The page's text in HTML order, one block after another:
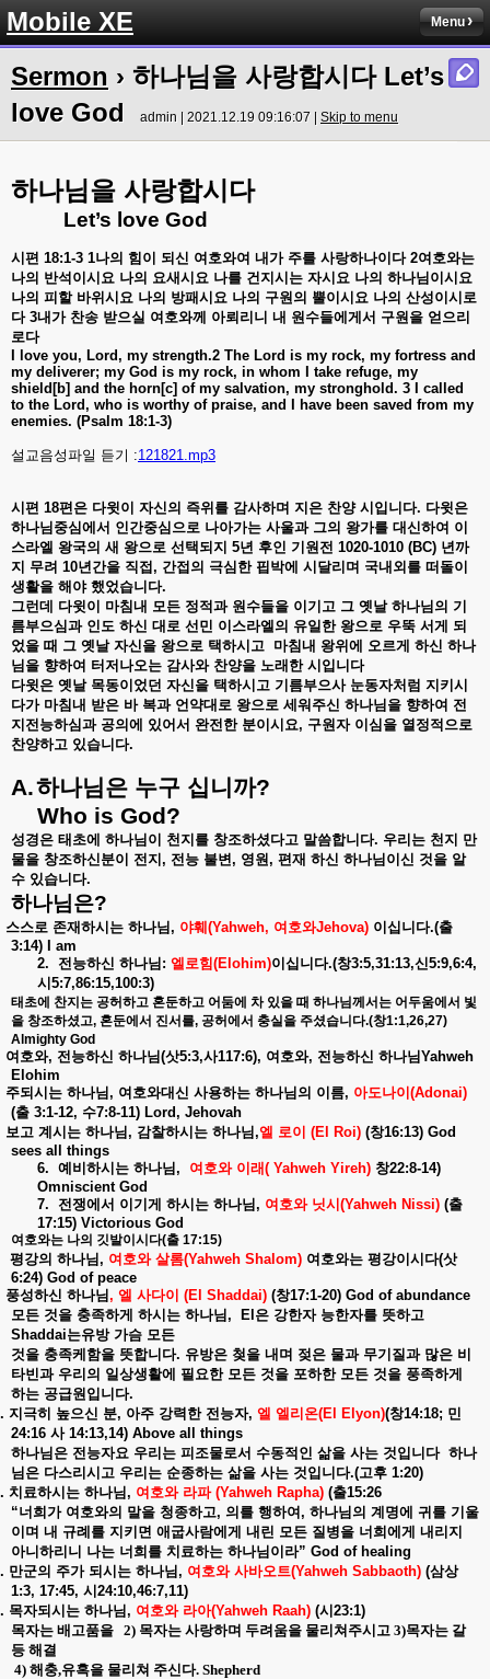
Mobile XE Menu
Sermon › 하나님을 사랑합시다 Let’s
love God
admin | 2021.12.19 09:16:07 | Skip to menu
하나님을 사랑합시다
Let’s love God
시편 18:1-3 1나의 힘이 되신 여호와여 내가 주를 사랑하나이다2여호와는
나의 반석이시요 나의 요새시요 나를 건지시는 자시요 나의 하나님이시요
나의 피할 바위시요 나의 방패시요 나의 구원의 뿔이시요 나의 산성이시로
다3내가 찬송 받으실 여호와께 아뢰리니 내 원수들에게서 구원을 얻으리
로다
I love you, Lord, my strength.2 The Lord is my rock, my fortress and
my deliverer; my God is my rock, in whom I take refuge, my
shield[b] and the horn[c] of my salvation, my stronghold. 3 I called
to the Lord, who is worthy of praise, and I have been saved from my
enemies. (Psalm 18:1-3)
설교음성파일 듣기 :121821.mp3
시편 18편은 다윗이 자신의 즉위를 감사하며 지은 찬양 시입니다. 다윗은
하나님중심에서 인간중심으로 나아가는 사울과 그의 왕가를 대신하여 이
스라엘 왕국의 새 왕으로 선택되지 5년 후인 기원전 1020-1010 (BC) 년까
지 무려 10년간을 직접 , 간접의 극심한 핍박에 시달리며 국내외를 떠돌이
생활을 해야 했었습니다.
그런데
다윗이 마침내 모든 정적과 원수들을 이기고 그 옛날 하나님의 기
름부으심과 인도 하신 대로 선민 이스라엘의 유일한 왕으로 우뚝 서게 되
었을 때 그 옛날 자신을 왕으로 택하시고 마침내 왕위에 오르게 하신 하나
님을 향하여 터저나오는 감사와 찬양을 노래한 시입니다
다윗은 옛날 목동이었던 자신을 택하시고 기름부으사 눈동자처럼 지키시
다가 마침내 받은 바 복과 언약대로 왕으로 세워주신 하나님을 향하여 전
지전능하심과 공의에 있어서 완전한 분이시요, 구원자 이심을 열정적으로
찬양하고 있습니다.
A.하나님은 누구 십니까?
Who is God?
성경은 태초에 하나님이 천지를 창조하셨다고 말씀합니다. 우리는 천지 만
물을 창조하신분이 전지 , 전능 불변, 영원, 편재 하신 하나님이신 것을 알
수 있습니다.
하나님은?
스스로 존재하시는 하나님 , 야훼 (Yahweh, 여호와Jehova) 이십니다.(출
3:14) I am
2.
전능하신 하나님 : 엘로힘(Elohim)이십니다.(창3:5,31:13,신5:9,6:4,
시 5:7,86:15,100:3)
태초에 찬지는 공허하고 혼둔하고 어둠에 차 있을 때 하나님께서는 어두움에서 빛
을 창조하셨고, 혼둔에서 진서를, 공허에서 충실을 주셨습니다.(창1:1,26,27)
Almighty God
여호와, 전능하신 하나님 (삿5:3,사117:6), 여호와, 전능하신 하나님 Yahweh
Elohim
주되시는 하나님 , 여호와대신 사용하는 하나님의 이름, 아도나이 (Adonai)
(출 3:1-12, 수7:8-11) Lord, Jehovah
보고 계시는 하나님 , 감찰하시는 하나님 ,엘 로이 (El Roi) (창16:13) God
sees all things
6. 예비하시는 하나님 , 여호와 이래( Yahweh Yireh) 창22:8-14)
Omniscient God
7.
전쟁에서 이기게 하시는 하나님 , 여호와 닛시 (Yahweh Nissi) (출
17:15) Victorious God
여호와는 나의 깃발이시다(출 17:15)
평강의 하나님 , 여호와 살롬(Yahweh Shalom) 여호와는 평강이시다(삿
6:24) God of peace
풍성하신 하나님 , 엘 사다이 (El Shaddai) (창17:1-20) God of abundance
모든 것을 충족하게 하시는 하나님 , El 은 강한자 능한자를 뜻하고
Shaddai는유방 가슴 모든
것을 충족케함을 뜻합니다. 유방은 첮을 내며 젖은 물과 무기질과 많은 비
타빈과 우리의 일상생활에 필요한 모든 것을 포하한 모든 것을 풍족하게
하는 공급원입니다.
지극히 높으신 분, 아주 강력한 전능자, 엘 엘리온(El Elyon)(창14:18; 민
24:16 사14:13,14) Above all things
하나님은 전능자요 우리는 피조물로서 수동적인 삶을 사는 것입니다 하나
님은 다스리시고 우리는 순종하는 삶을 사는 것입니다.(고후 1:20)
치료하시는 하나님 , 여호와 라파 (Yahweh Rapha) (출15:26
“너희가 여호와의 말을 청종하고, 의를 행하여 , 하나님의 계명에 귀를 기울
이며 내 규례를 지키면 애굽사람에게 내린 모든 질병을 너희에게 내리지
아니하리니 나는 너희를 치료하는 하나님이라” God of healing
만군의 주가 되시는 하나님 , 여호와 사바오트(Yahweh Sabbaoth) (삼상
1:3, 17:45, 시 24:10,46:7,11)
목자되시는 하나님 , 여호와 라아(Yahweh Raah) (시 23:1)
목자는 배고품을 2) 목자는 사랑하며 두려움을 물리쳐주시고 3)목자는 갈
등 해결
4) 해충,유혹을 물리쳐 주신다. Shepherd